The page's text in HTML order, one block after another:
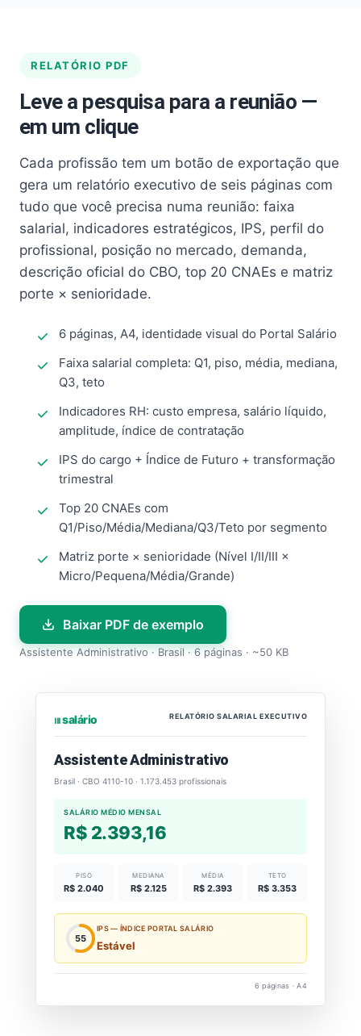
RELATÓRIO PDF
Leve a pesquisa para a reunião —
em um clique
Cada profissão tem um botão de exportação que
gera um relatório executivo de seis páginas com
tudo que você precisa numa reunião: faixa
salarial, indicadores estratégicos, IPS, perfil do
profissional, posição no mercado, demanda,
descrição oficial do CBO, top 20 CNAEs e matriz
porte × senioridade.
6 páginas, A4, identidade visual do Portal Salário
Faixa salarial completa: Q1, piso, média, mediana,
Q3, teto
Indicadores RH: custo empresa, salário líquido,
amplitude, índice de contratação
IPS do cargo + Índice de Futuro + transformação
trimestral
Top 20 CNAEs com
Q1/Piso/Média/Mediana/Q3/Teto por segmento
Matriz porte × senioridade (Nível I/II/III ×
Micro/Pequena/Média/Grande)
Baixar PDF de exemplo
Assistente Administrativo · Brasil · 6 páginas · ~50 KB
⏐⏐⏐ salário RELATÓRIO SALARIAL EXECUTIVO
Assistente Administrativo
Brasil · CBO 4110-10 · 1.173.453 profissionais
SALÁRIO MÉDIO MENSAL
R$ 2.393,16
PISO
R$ 2.040
MEDIANA
R$ 2.125
MÉDIA
R$ 2.393
TETO
R$ 3.353
55
IPS — ÍNDICE PORTAL SALÁRIO
Estável
6 páginas · A4